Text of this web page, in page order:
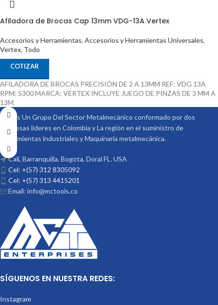
Afiladora de Brocas Cap 13mm VDG-13A Vertex
Accesorios y Herramientas, Accesorios y Herramientas Universales,
Vertex, Todo
COTIZAR
AFILADORA DE BROCAS PRECISIÓN DE 2 A 13MM REF: VDG 13A
RPM: 5300 MARCA: VERTEX INCLUYE JUEGO DE PINZAS DE 3 MM A
13M.
Somos Un Grupo Del Sector Metalmecánico conformado por dos
empresas lideres en Colombia y La región en el suministro de
Herramientas industriales y Maquinaria metalmecánica.
Cali, Barranquilla, Bogota, Doral FL. USA
Cel: +(57) 312 8305092
Cel: +(57) 313 4415201
Email: info@mctools.co
SÍGUENOS EN NUESTRA REDES:
Instagram